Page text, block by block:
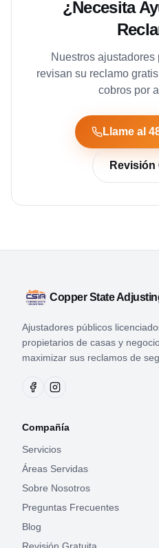
¿Necesita
Nuestros
revisan su reclamo
cobros por
Llame al
Revisión
Copper State
Ajustadores públicos
propietarios de casas y
maximizar sus reclamos de
Compañía
Servicios
Áreas Servidas
Sobre Nosotros
Preguntas Frecuentes
Blog